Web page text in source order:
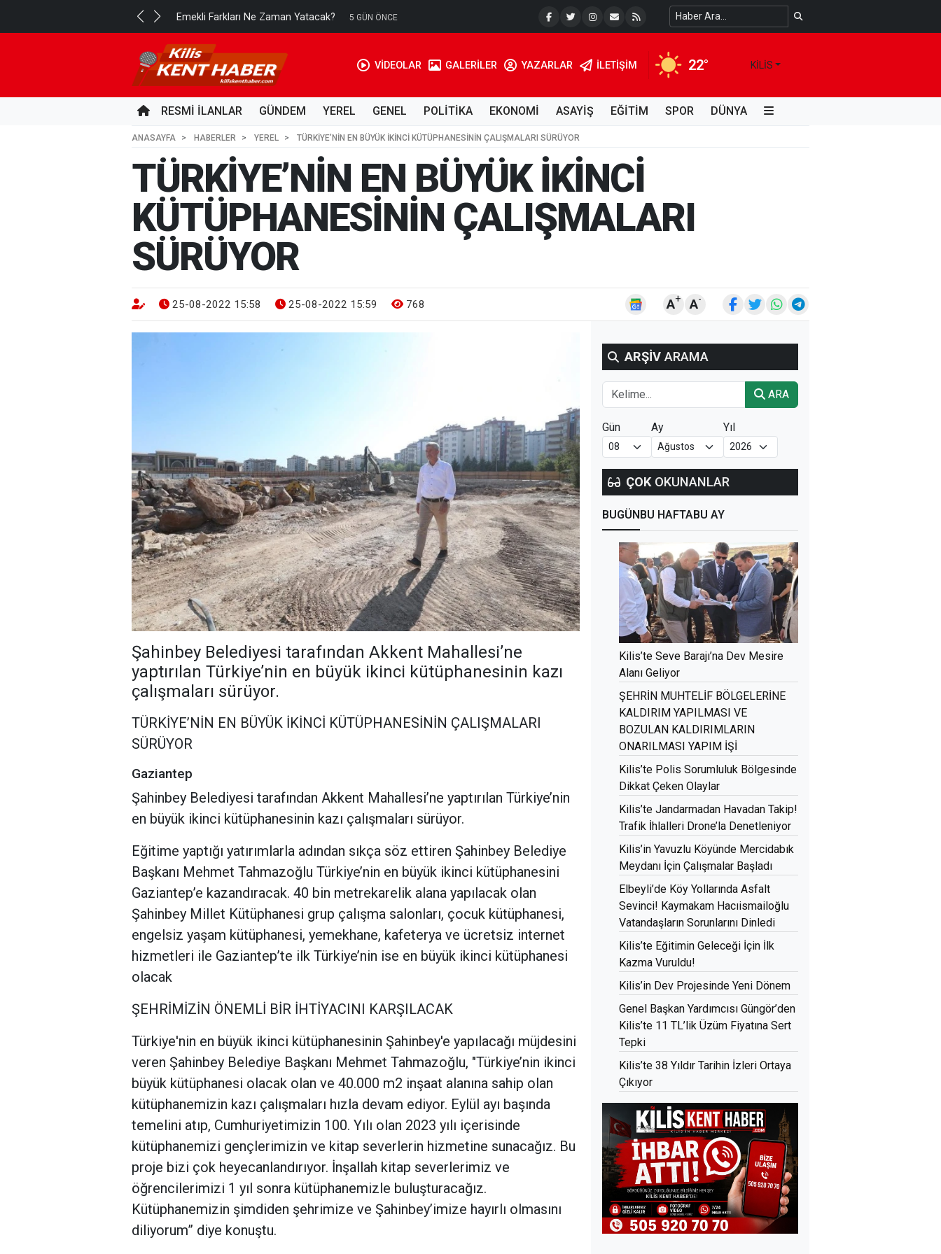
Emekli Farkları Ne Zaman Yatacak? 5 GÜN ÖNCE Su Kuyusu Temiz Suya Erişimde Kalıcı Bir Çözüm
VİDEOLAR GALERİLER YAZARLAR İLETIŞIM 22° KILIS
RESMİ İLANLAR GÜNDEM YEREL GENEL POLİTİKA EKONOMİ ASAYİŞ EĞİTİM SPOR DÜNYA
ANASAYFA HABERLER YEREL TÜRKİYE’NİN EN BÜYÜK İKİNCİ KÜTÜPHANESİNİN ÇALIŞMALARI SÜRÜYOR
TÜRKİYE’NİN EN BÜYÜK İKİNCİ
KÜTÜPHANESİNİN ÇALIŞMALARI
SÜRÜYOR
25-08-2022 15:58 25-08-2022 15:59 768 A+ A-
Şahinbey Belediyesi tarafından Akkent Mahallesi’ne
yaptırılan Türkiye’nin en büyük ikinci kütüphanesinin kazı
çalışmaları sürüyor.
TÜRKİYE’NİN EN BÜYÜK İKİNCİ KÜTÜPHANESİNİN ÇALIŞMALARI
SÜRÜYOR
Gaziantep
Şahinbey Belediyesi tarafından Akkent Mahallesi’ne yaptırılan Türkiye’nin
en büyük ikinci kütüphanesinin kazı çalışmaları sürüyor.
Eğitime yaptığı yatırımlarla adından sıkça söz ettiren Şahinbey Belediye
Başkanı Mehmet Tahmazoğlu Türkiye’nin en büyük ikinci kütüphanesini
Gaziantep’e kazandıracak. 40 bin metrekarelik alana yapılacak olan
Şahinbey Millet Kütüphanesi grup çalışma salonları, çocuk kütüphanesi,
engelsiz yaşam kütüphanesi, yemekhane, kafeterya ve ücretsiz internet
hizmetleri ile Gaziantep’te ilk Türkiye’nin ise en büyük ikinci kütüphanesi
olacak
ŞEHRİMİZİN ÖNEMLİ BİR İHTİYACINI KARŞILACAK
Türkiye'nin en büyük ikinci kütüphanesinin Şahinbey'e yapılacağı müjdesini
veren Şahinbey Belediye Başkanı Mehmet Tahmazoğlu, "Türkiye’nin ikinci
büyük kütüphanesi olacak olan ve 40.000 m2 inşaat alanına sahip olan
kütüphanemizin kazı çalışmaları hızla devam ediyor. Eylül ayı başında
temelini atıp, Cumhuriyetimizin 100. Yılı olan 2023 yılı içerisinde
kütüphanemizi gençlerimizin ve kitap severlerin hizmetine sunacağız. Bu
proje bizi çok heyecanlandırıyor. İnşallah kitap severlerimiz ve
öğrencilerimizi 1 yıl sonra kütüphanemizle buluşturacağız.
Kütüphanemizin şimdiden şehrimize ve Şahinbey’imize hayırlı olmasını
diliyorum” diye konuştu.
ARŞİV ARAMA
ARA
Gün Ay Yıl
ÇOK OKUNANLAR
BUGÜNBU HAFTABU AY
Kilis’te Seve Barajı’na Dev Mesire
Alanı Geliyor
ŞEHRİN MUHTELİF BÖLGELERİNE
KALDIRIM YAPILMASI VE
BOZULAN KALDIRIMLARIN
ONARILMASI YAPIM İŞİ
Kilis’te Polis Sorumluluk Bölgesinde
Dikkat Çeken Olaylar
Kilis’te Jandarmadan Havadan Takip!
Trafik İhlalleri Drone’la Denetleniyor
Kilis’in Yavuzlu Köyünde Mercidabık
Meydanı İçin Çalışmalar Başladı
Elbeyli’de Köy Yollarında Asfalt
Sevinci! Kaymakam Hacıismailoğlu
Vatandaşların Sorunlarını Dinledi
Kilis’te Eğitimin Geleceği İçin İlk
Kazma Vuruldu!
Kilis’in Dev Projesinde Yeni Dönem
Genel Başkan Yardımcısı Güngör’den
Kilis’te 11 TL’lik Üzüm Fiyatına Sert
Tepki
Kilis’te 38 Yıldır Tarihin İzleri Ortaya
Çıkıyor